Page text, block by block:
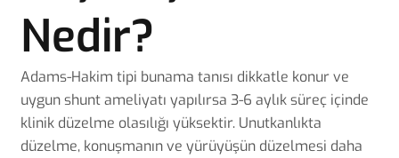
Nedir?
Adams-Hakim tipi bunama tanısı dikkatle konur ve
uygun shunt ameliyatı yapılırsa 3-6 aylık süreç içinde
klinik düzelme olasılığı yüksektir. Unutkanlıkta
düzelme, konuşmanın ve yürüyüşün düzelmesi daha